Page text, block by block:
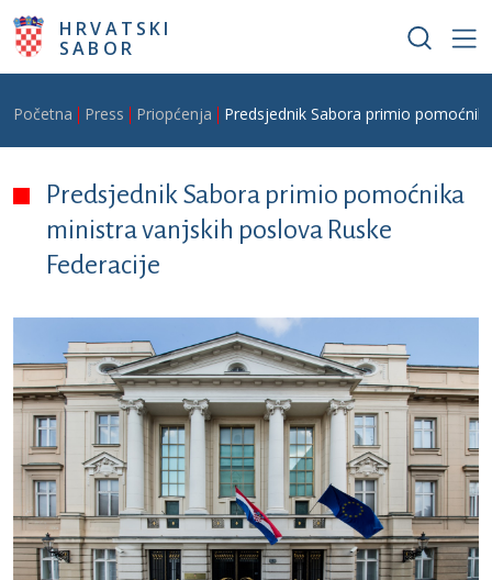
Skoči na glavni sadržaj
HRVATSKI
SABOR
Breadcrumb
Početna Press Priopćenja Predsjednik Sabora primio
Predsjednik Sabora primio pomoćnika
ministra vanjskih poslova Ruske
Federacije